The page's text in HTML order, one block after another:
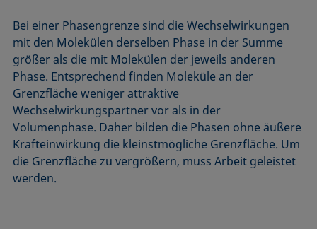
Emulsion
Entnetzung
Equation of state
Extended-Fowkes method
Meniskus-Methode
Methode nach Oss und Good
Methode nach Owens, Wendt, Rabel und Kaelble (OWRK)
Methode nach Wu
Mikroemulsion
Methode nach Zisman
Mizelle
Netzmittel
Bei einer Phasengrenze sind die Wechselwirkungen
mit den Molekülen derselben Phase in der Summe
größer als die mit Molekülen der jeweils anderen
Phase. Entsprechend finden Moleküle an der
Grenzfläche weniger attraktive
Wechselwirkungspartner vor als in der
Volumenphase. Daher bilden die Phasen ohne äußere
Krafteinwirkung die kleinstmögliche Grenzfläche. Um
die Grenzfläche zu vergrößern, muss Arbeit geleistet
werden.